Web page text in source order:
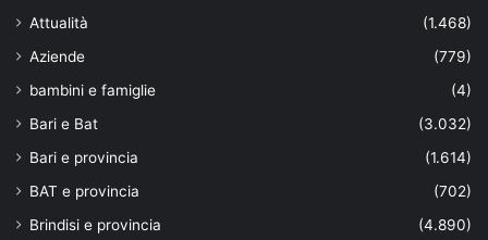
Attualità
(1.468)
Aziende
(779)
bambini e famiglie
(4)
Bari e Bat
(3.032)
Bari e provincia
(1.614)
BAT e provincia
(702)
Brindisi e provincia
(4.890)